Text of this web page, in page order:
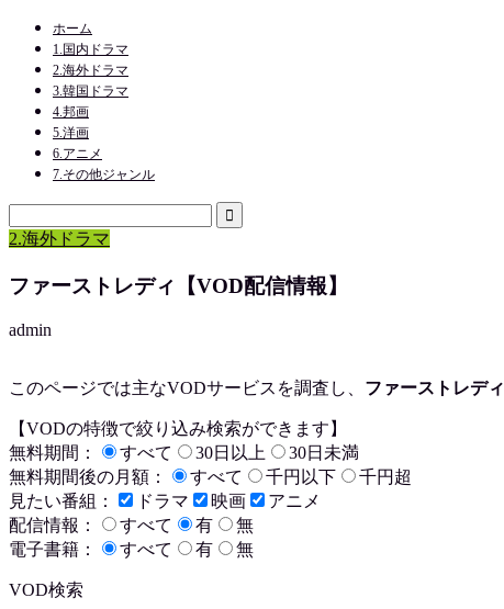
ホーム
1.国内ドラマ
2.海外ドラマ
3.韓国ドラマ
4.邦画
5.洋画
6.アニメ
7.その他ジャンル
2.海外ドラマ
ファーストレディ【VOD配信情報】
admin
このページでは主なVODサービスを調査し、 ファーストレディ
【VODの特徴で絞り込み検索ができます】
無料期間：
すべて 30日以上
30日未満
無料期間後の月額：
すべて 千円以下
千円超
見たい番組：
ドラマ 映画
アニメ
配信情報：
すべて 有
無
電子書籍：
すべて 有 無
VOD検索